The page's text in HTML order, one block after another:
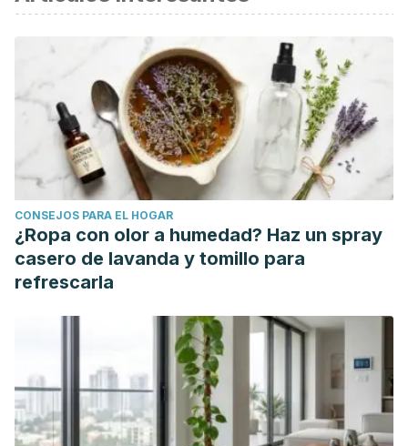
George Loewenstein, Tamar Krishnamurti, Jessica Kopsic,
Daniel McDonald. (2015) Does Increased Sexual
Frequency Enhance Happiness? Journal of Economic
Behavior & Organization. Volume 116. Pages 206-218. ISSN
0167-2681.
https://www.sciencedirect.com/science/article/abs/pii/
Twenge, JM, Sherman; RA & Wells, BE. (2017) Disminución
de la frecuencia sexual entre adultos estadounidenses,
1989–2014. Arch Sex Behav 46 , 2389–2401.
https://link.springer.com/article/10.1007/s10508-017-0953-1
CONSEJOS PARA EL HOGAR
¿Ropa con olor a humedad? Haz un spray
casero de lavanda y tomillo para
refrescarla